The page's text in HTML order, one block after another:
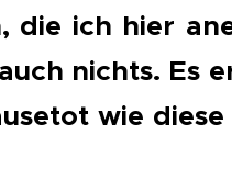
die ich hier
nichts. Es
wie